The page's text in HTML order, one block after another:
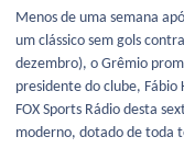
Menos de uma semana
um clássico sem gols
dezembro), o Grêmio
presidente do clube, Fábio
FOX Sports Rádio desta
moderno, dotado de toda